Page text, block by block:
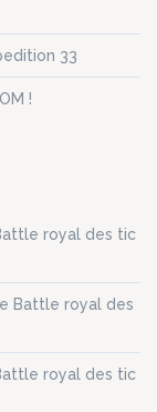
33
!
royal des tic
Battle royal des
royal des tic